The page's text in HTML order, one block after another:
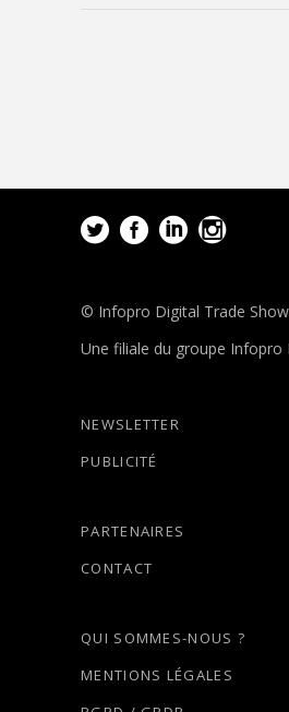
© Infopro Digital Trade
Une filiale du groupe Infopro
NEWSLETTER
PUBLICITÉ
PARTENAIRES
CONTACT
QUI SOMMES-NOUS ?
MENTIONS LÉGALES